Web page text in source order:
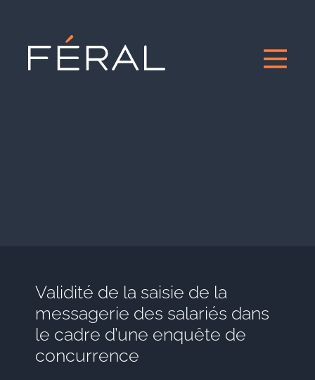
Validité de la saisie de la
messagerie des salariés dans
le cadre d’une enquête de
concurrence